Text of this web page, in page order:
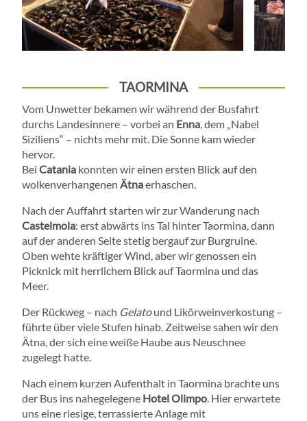
TAORMINA
Vom Unwetter bekamen wir während der Busfahrt
durchs Landesinnere – vorbei an Enna, dem „Nabel
Siziliens“ – nichts mehr mit. Die Sonne kam wieder
hervor.
Bei Catania konnten wir einen ersten Blick auf den
wolkenverhangenen Ätnaerhaschen.
Nach der Auffahrt starten wir zur Wanderung nach
Castelmola: erst abwärts ins Tal hinter Taormina, dann
auf der anderen Seite stetig bergauf zur Burgruine.
Oben wehte kräftiger Wind, aber wir genossen ein
Picknick mit herrlichem Blick auf Taormina und das
Meer.
Der Rückweg – nach Gelatound Likörweinverkostung –
führte über viele Stufen hinab. Zeitweise sahen wir den
Ätna, der sich eine weiße Haube aus Neuschnee
zugelegt hatte.
Nach einem kurzen Aufenthalt in Taormina brachte uns
der Bus ins nahegelegene Hotel Olimpo. Hier erwartete
uns eine riesige, terrassierte Anlage mit